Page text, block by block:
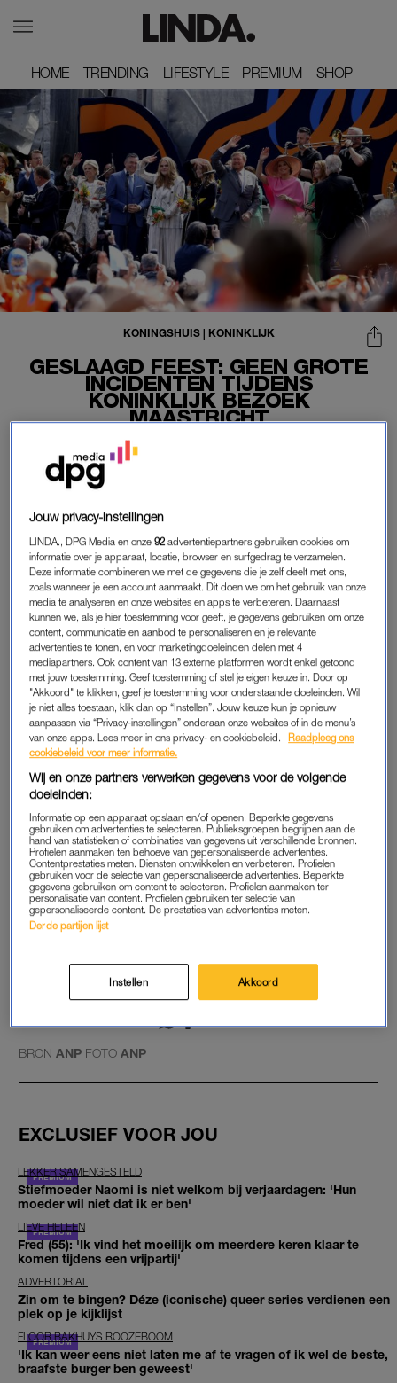
HOME
HOME TRENDING
TRENDING LIFESTYLE
LIFESTYLE PREMIUM
PREMIUM SHOP
SHOP
GESLAAGD FEEST: GEEN GROTE
INCIDENTEN TIJDENS
KONINKLIJK BEZOEK
MAASTRICHT
KONINGSHUIS| KONINKLIJK
27-04-2022
De politie heeft woensdag niet hoeven uitrukken voor
koning Willem-Alexander en zijn familie aan Maastricht.
Volgens een woordvoerder waren er alleen wat mensen onwel
geworden, bijvoorbeeld door warmte. “Het is een groot feestje
geweest.”
FEEST IN MAASTRICHT
Het bezoek van de koninklijke familie voor Koningsdag duurde
vanaf 11.00 tot even na 13.00 uur. Langs de route was plek
voor 23.000 mensen.
de stad, die goed vol zitten. Er wordt nog volop gefeest. Een
“heel erg druk” is.
Grote drukte in Maastricht
tijdens Koningsdag, sfeer is
goed
LEES OOK
GOED ARTIKEL? DELEN MAAR.
BRON ANP FOTO ANP
EXCLUSIEF VOOR JOU
LEKKER SAMENGESTELD
Stiefmoeder Naomi is niet welkom bij verjaardagen: 'Hun
moeder wil niet dat ik er ben'
LIEVE HELEEN
Fred (55): 'Ik vind het moeilijk om meerdere keren klaar te
komen tijdens een vrijpartij'
ADVERTORIAL
Zin om te bingen? Déze (iconische) queer series verdienen een
plek op je kijklijst
FLOOR BAKHUYS ROOZEBOOM
'Ik kan weer eens niet laten me af te vragen of ik wel de beste,
braafste burger ben geweest'
Jouw privacy-instellingen
LINDA., DPG Media en onze92 advertentiepartners gebruiken cookies om
informatie over je apparaat, locatie, browser en surfgedrag te verzamelen.
Deze informatie combineren we met de gegevens die je zelf deelt met ons,
zoals wanneer je een account aanmaakt. Dit doen we om het gebruik van onze
media te analyseren en onze websites en apps te verbeteren. Daarnaast
kunnen we, als je hier toestemming voor geeft, je gegevens gebruiken om onze
content, communicatie en aanbod te personaliseren en je relevante
advertenties te tonen, en voor marketingdoeleinden delen met 4
mediapartners. Ook content van 13 externe platformen wordt enkel getoond
met jouw toestemming. Geef toestemming of stel je eigen keuze in. Door op
"Akkoord" te klikken, geef je toestemming voor onderstaande doeleinden. Wil
je niet alles toestaan, klik dan op “Instellen”. Jouw keuze kun je opnieuw
aanpassen via “Privacy-instellingen” onderaan onze websites of in de menu’s
van onze apps. Lees meer in ons privacy- en cookiebeleid.
Raadpleeg ons
cookiebeleid voor meer informatie.
Wij en onze partners verwerken gegevens voor de volgende
doeleinden:
Informatie op een apparaat opslaan en/of openen. Beperkte gegevens
gebruiken om advertenties te selecteren. Publieksgroepen begrijpen aan de
hand van statistieken of combinaties van gegevens uit verschillende bronnen.
Profielen aanmaken ten behoeve van gepersonaliseerde advertenties.
Contentprestaties meten. Diensten ontwikkelen en verbeteren. Profielen
gebruiken voor de selectie van gepersonaliseerde advertenties. Beperkte
gegevens gebruiken om content te selecteren. Profielen aanmaken ter
personalisatie van content. Profielen gebruiken ter selectie van
gepersonaliseerde content. De prestaties van advertenties meten.
Derde partijen lijst
Instellen Akkoord